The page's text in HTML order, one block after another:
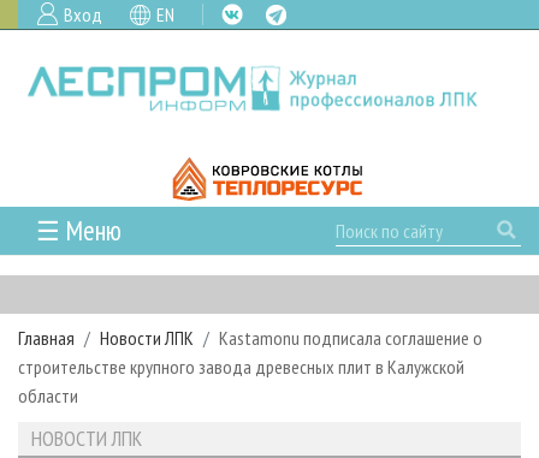
Вход EN
☰ Меню
ГЛАВНАЯ
РУБРИКИ И ТЕМЫ
РУБРИКИ ЖУРНАЛА
ЛЕСНОЕ ХОЗЯЙСТВО
ЛЕСОЗАГОТОВКА
НОВОСТИ
КАЛЕНДАРЬ СОБЫТИЙ
НОВОСТИ ЛПК
ПРОЕКТЫ ЛПИ
АНАЛИТИКА
АРХИВ
Главная Новости ЛПК
Kastamonu подписала соглашение о
строительстве крупного завода древесных плит в Калужской
области
НОВОСТИ ЛПК